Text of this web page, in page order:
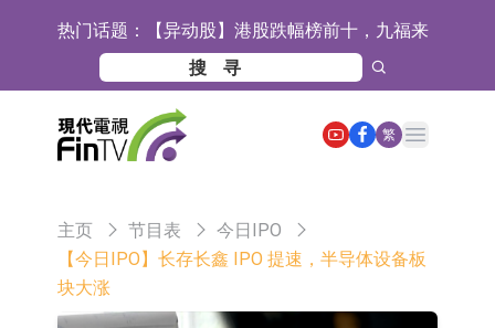
热门话题： 【异动股】港股跌幅榜前十，九福来
(08611.HK)跌21.43%，天瑞汽车内饰
(06162.HK)跌18.44%
【异动股】港股涨幅榜前十，佳明集
团控股(01271.HK)涨+78.22%，拿森
科技(02261.HK)涨+64.11%
斯迪克：公司为国内折叠屏核心功能
材料供应商
恒瑞医药：公司已在中国获批上市26
目标客户的测试认证
上期所：7月份对11个实际控制关系
繁
Open main menu
主页 节目表
今日IPO
【今日IPO】长存长鑫 IPO 提速，半导体设备板
块大涨